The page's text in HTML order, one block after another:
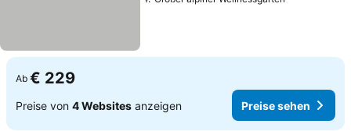
Ab € 229
Preise von 4 Websites anzeigen Preise sehen